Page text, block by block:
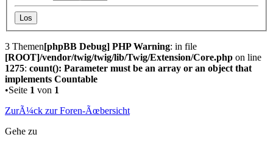
3 Themen[phpBB Debug] PHP Warning: in file
[ROOT]/vendor/twig/twig/lib/Twig/Extension/Core.php on line
1275: count(): Parameter must be an array or an object that
implements Countable
•Seite 1 von 1
ZurÃ¼ck zur Foren-Ãœbersicht
Gehe zu